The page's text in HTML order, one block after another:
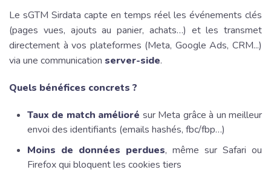
Le sGTM Sirdata capte en temps réel les événements clés
(pages vues, ajouts au panier, achats…) et les transmet
directement à vos plateformes (Meta, Google Ads, CRM...)
via une communication server-side.
Quels bénéfices concrets ?
Taux de match amélioré sur Meta grâce à un meilleur
envoi des identifiants (emails hashés, fbc/fbp…)
Moins de données perdues, même sur Safari ou
Firefox qui bloquent les cookies tiers